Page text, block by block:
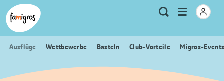
Sprungmarken
Navigation
Header
Logo
Meta
Navigation
Suche
Menu
öffnen
Ausflüge Wettbewerbe Basteln Club-Vorteile Migros-